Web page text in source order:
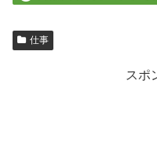
仕事
スポ